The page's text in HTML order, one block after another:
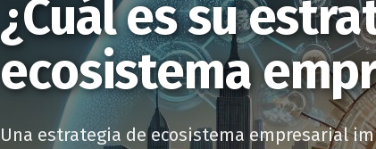
¿Cuál es su
ecosistema
Una estrategia de ecosistema empresarial